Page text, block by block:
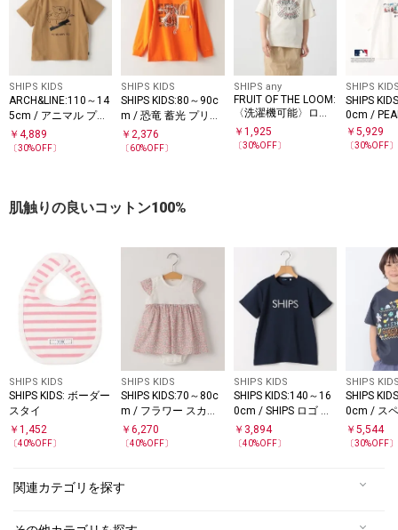
SHIPS KIDS
ARCH&LINE:110～14
5cm / アニマル プリ
ント 半袖 TEE
￥ 4,889
〔30%OFF〕
SHIPS KIDS
SHIPS KIDS:80～90c
m / 恐竜 蓄光 プリン
ト 長袖 TEE
￥ 2,376
〔60%OFF〕
SHIPS any
FRUIT OF THE LOOM:
〈洗濯機可能〉ロゴ
プリント Tシャツ<KI
DS>
￥ 1,925
〔30%OFF〕
SHIPS
SHIPS
0cm /
B プリン
￥5,929
〔30%OFF〕
肌触りの良いコットン100%
SHIPS KIDS
SHIPS KIDS: ボーダー
スタイ
￥ 1,452
〔40%OFF〕
SHIPS KIDS
SHIPS KIDS:70～80c
m / フラワー スカー
ト ロンパース
￥6,270
〔40%OFF〕
SHIPS KIDS
SHIPS KIDS:140～16
0cm / SHIPS ロゴ 半
袖Tシャツ
￥ 3,894
〔40%OFF〕
SHIPS
SHIPS
0cm / ス
Tシャツ
￥5,544
〔30%OFF〕
関連カテゴリを探す